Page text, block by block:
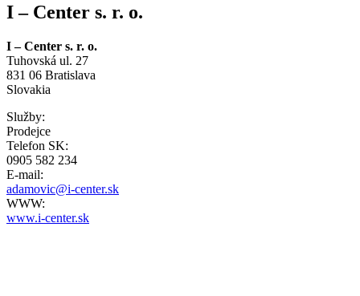
I – Center s. r. o.
I – Center s. r. o.
Tuhovská ul. 27
831 06 Bratislava
Slovakia
Služby:
Prodejce
Telefon SK:
0905 582 234
E-mail:
adamovic@i-center.sk
WWW:
www.i-center.sk